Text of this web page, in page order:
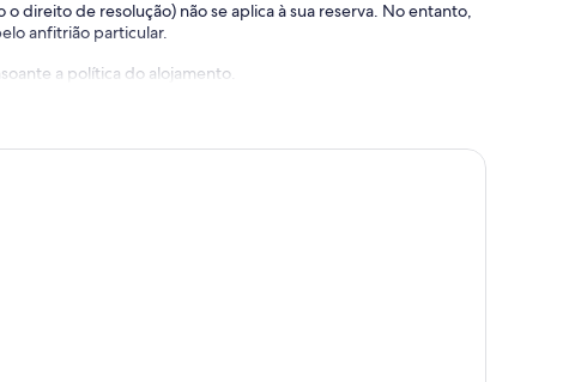
direito de resolução) não se aplica à sua reserva. No entanto,
anfitrião particular.
a política do alojamento.